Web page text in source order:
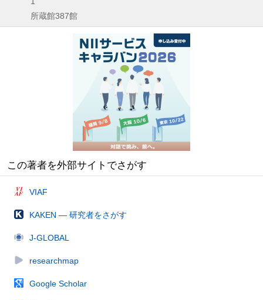
所蔵館387館
この著者を外部サイトでさがす
VIAF
KAKEN — 研究者をさがす
J-GLOBAL
researchmap
Google Scholar